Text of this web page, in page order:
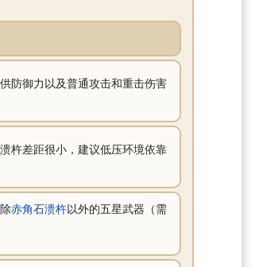
防御力以及普通攻击和重击伤害
杵差距很小，建议低压环境依靠
赤角石溃杵以外的五星武器（需